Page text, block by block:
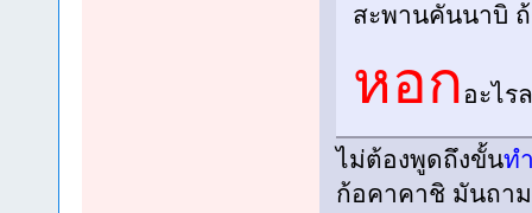
สะพานคันนาบิ
หอกอะไร
ไม่ต้องพูดถึงขั้นท
ก้อคาคาชิ มันถา